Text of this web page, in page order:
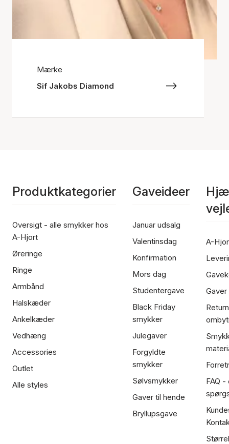
Mærke
Sif Jakobs Diamond
Produktkategorier
Oversigt - alle smykker hos
A-Hjort
Øreringe
Ringe
Armbånd
Halskæder
Ankelkæder
Vedhæng
Accessories
Outlet
Alle styles
Gaveideer
Januar udsalg
Valentinsdag
Konfirmation
Mors dag
Studentergave
Black Friday
smykker
Julegaver
Forgyldte
smykker
Sølvsmykker
Gaver til hende
Bryllupsgave
A-
FAQ